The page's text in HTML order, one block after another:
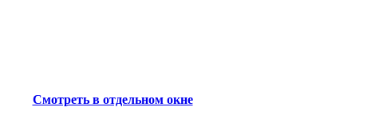
Смотреть в отдельном окне